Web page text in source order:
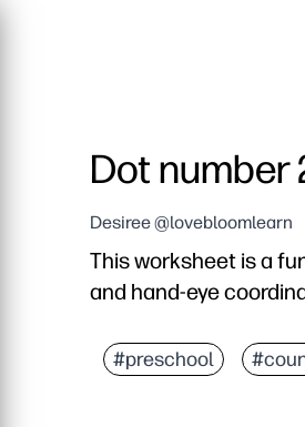
Dot number
Desiree @lovebloomlearn
This worksheet is a
and hand-eye
#preschool